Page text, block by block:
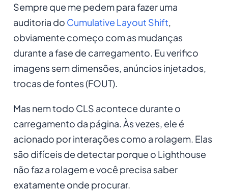
Sempre que me pedem para fazer uma
auditoria do Cumulative Layout Shift
obviamente começo com as mudanças
durante a fase de carregamento. Eu verifico
imagens sem dimensões, anúncios injetados,
trocas de fontes (FOUT).
Mas nem todo CLS acontece durante o
carregamento da página. Às vezes, ele é
acionado por interações como a rolagem. Elas
são difíceis de detectar porque o Lighthouse
não faz a rolagem e você precisa saber
exatamente onde procurar.